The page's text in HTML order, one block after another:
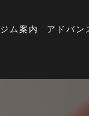
ジム案内
アドバン